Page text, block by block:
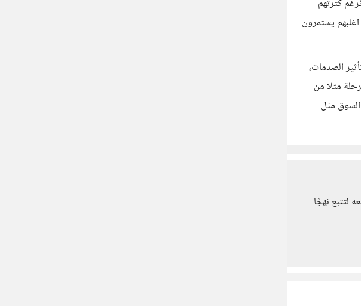
كترتهم
يستمرون
الصدمات،
مثلا من
مثل
لتتبع نهجًا